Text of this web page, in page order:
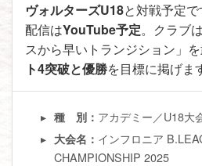
ヴォルターズU18と対戦予定
配信はYouTube予定。クラブ
スから早いトランジション」
ト4突破と優勝を目標に掲げま
種 別： アカデミー／U18大
大会名： インフロニア
CHAMPIONSHIP 2025